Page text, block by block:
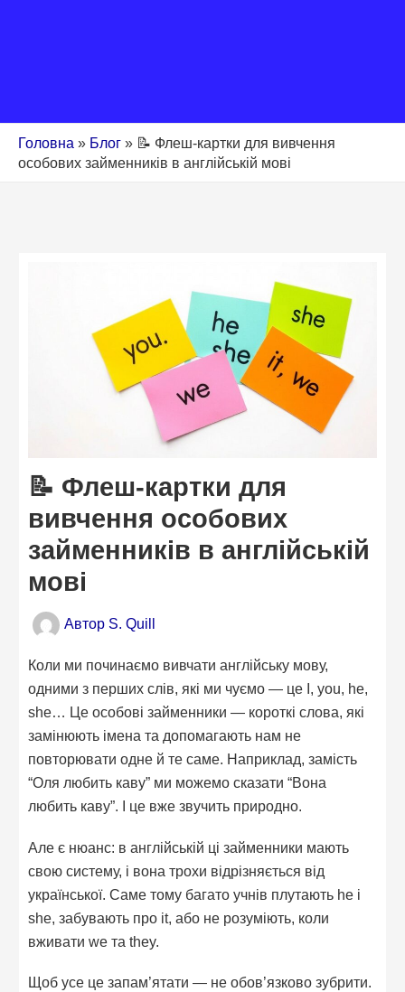
Головна » Блог » 📝 Флеш-картки для вивчення
особових займенників в англійській мові
📝 Флеш-картки для
вивчення особових
займенників в англійській
мові
Автор S. Quill
Коли ми починаємо вивчати англійську мову,
одними з перших слів, які ми чуємо — це I, you, he,
she… Це особові займенники — короткі слова, які
замінюють імена та допомагають нам не
повторювати одне й те саме. Наприклад, замість
“Оля любить каву” ми можемо сказати “Вона
любить каву”. І це вже звучить природно.
Але є нюанс: в англійській ці займенники мають
свою систему, і вона трохи відрізняється від
української. Саме тому багато учнів плутають he і
she, забувають про it, або не розуміють, коли
вживати we та they.
Щоб усе це запам’ятати — не обов’язково зубрити.